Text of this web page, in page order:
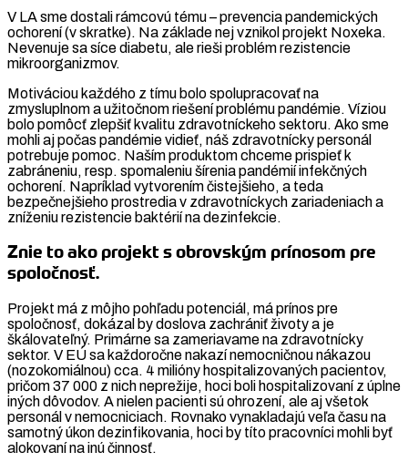
V LA sme dostali rámcovú tému – prevencia pandemických
ochorení (v skratke). Na základe nej vznikol projekt Noxeka.
Nevenuje sa síce diabetu, ale rieši problém rezistencie
mikroorganizmov.
Motiváciou každého z tímu bolo spolupracovať na
zmysluplnom a užitočnom riešení problému pandémie. Víziou
bolo pomôcť zlepšiť kvalitu zdravotníckeho sektoru. Ako sme
mohli aj počas pandémie vidieť, náš zdravotnícky personál
potrebuje pomoc. Naším produktom chceme prispieť k
zabráneniu, resp. spomaleniu šírenia pandémií infekčných
ochorení. Napríklad vytvorením čistejšieho, a teda
bezpečnejšieho prostredia v zdravotníckych zariadeniach a
zníženiu rezistencie baktérií na dezinfekcie.
Znie to ako projekt s obrovským prínosom pre
spoločnosť.
Projekt má z môjho pohľadu potenciál, má prínos pre
spoločnosť, dokázal by doslova zachrániť životy a je
škálovateľný. Primárne sa zameriavame na zdravotnícky
sektor. V EÚ sa každoročne nakazí nemocničnou nákazou
(nozokomiálnou) cca. 4 milióny hospitalizovaných pacientov,
pričom 37 000 z nich neprežije, hoci boli hospitalizovaní z úplne
iných dôvodov. A nielen pacienti sú ohrození, ale aj všetok
personál v nemocniciach. Rovnako vynakladajú veľa času na
samotný úkon dezinfikovania, hoci by títo pracovníci mohli byť
alokovaní na inú činnosť.